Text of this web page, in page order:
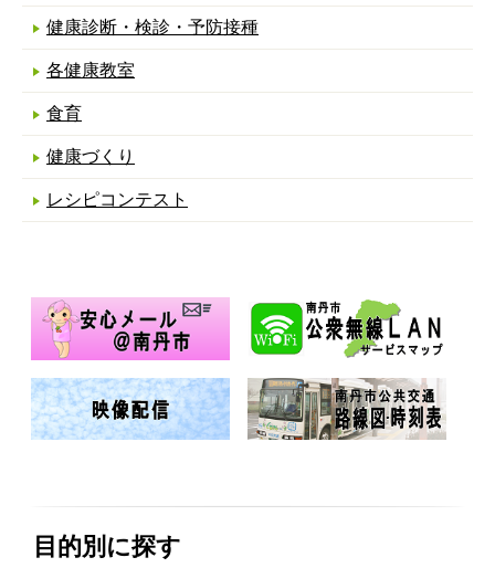
健康診断・検診・予防接種
各健康教室
食育
健康づくり
レシピコンテスト
目的別に探す